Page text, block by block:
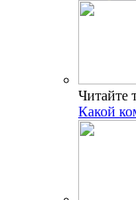
Читайте
Какой